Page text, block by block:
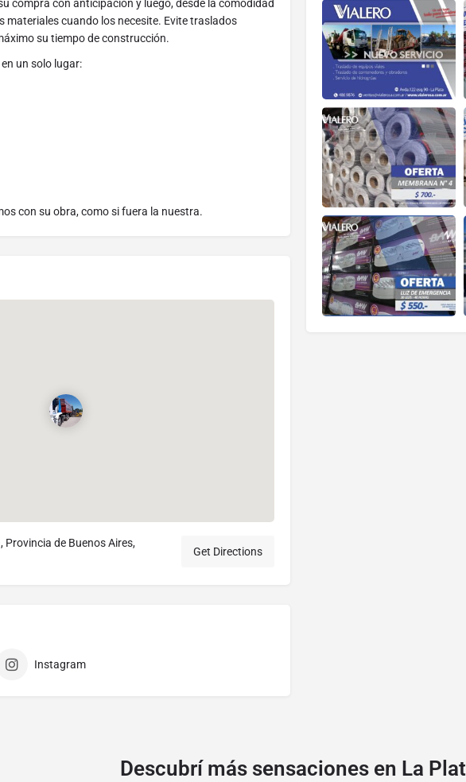
compra con anticipación y luego, desde la comodidad
materiales cuando los necesite. Evite traslados
su tiempo de construcción.
un solo lugar:
con su obra, como si fuera la nuestra.
Provincia de Buenos Aires,
Get Directions
Instagram
Descubrí más sensaciones en La